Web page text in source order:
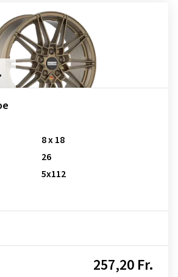
8 x 18
26
5x112
257,20 Fr.